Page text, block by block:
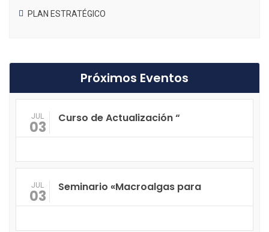
PLAN ESTRATÉGICO
Próximos Eventos
JUL
03
Curso de Actualización “
JUL
03
Seminario «Macroalgas para